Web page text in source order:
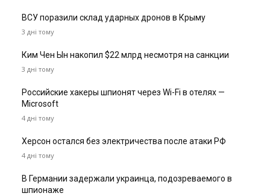
ВСУ поразили склад ударных дронов в Крыму
3 дні тому
Ким Чен Ын накопил $22 млрд несмотря на санкции
3 дні тому
Российские хакеры шпионят через Wi-Fi в отелях —
Microsoft
4 дні тому
Херсон остался без электричества после атаки РФ
4 дні тому
В Германии задержали украинца, подозреваемого в
шпионаже